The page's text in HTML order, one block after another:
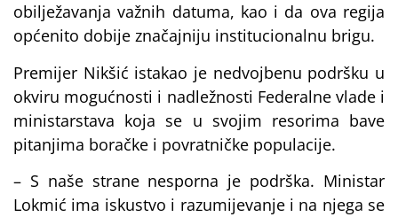
obilježavanja važnih datuma, kao i da ova regija
općenito dobije značajniju institucionalnu brigu.
Premijer Nikšić istakao je nedvojbenu podršku u
okviru mogućnosti i nadležnosti Federalne vlade i
ministarstava koja se u svojim resorima bave
pitanjima boračke i povratničke populacije.
– S naše strane nesporna je podrška. Ministar
Lokmić ima iskustvo i razumijevanje i na njega se